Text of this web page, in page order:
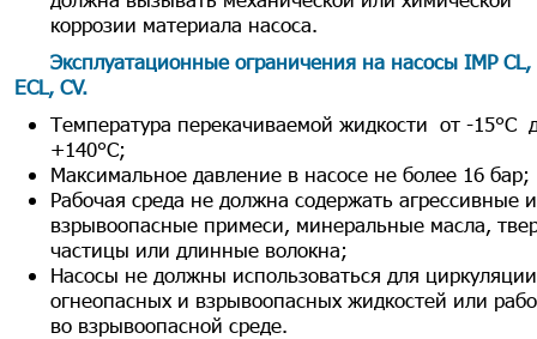
коррозии материала насоса.
Эксплуатационные ограничения на насосы IMPCL,
ECL, CV.
Температура перекачиваемой жидкости от -15°C
+140°C;
Максимальное давление в насосе не более 16 бар;
Рабочая среда не должна содержать агрессивные
взрывоопасные примеси, минеральные масла,
частицы или длинные волокна;
Насосы не должны использоваться для циркуляции
огнеопасных и взрывоопасных жидкостей или
во взрывоопасной среде.